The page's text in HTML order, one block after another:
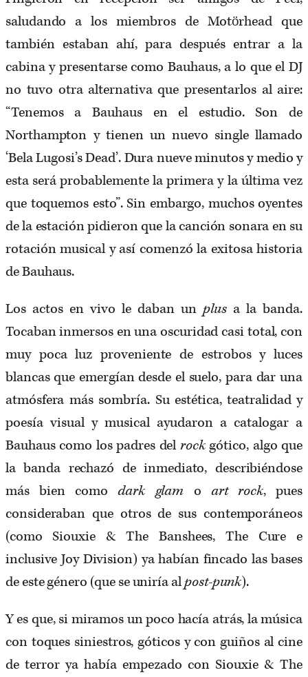
saludando a los miembros de Motörhead que
también estaban ahí, para después entrar a la
cabina y presentarse como Bauhaus, a lo que el DJ
no tuvo otra alternativa que presentarlos al aire:
“Tenemos a Bauhaus en el estudio. Son de
Northampton y tienen un nuevo single llamado
‘Bela Lugosi’s Dead’. Dura nueve minutos y medio y
esta será probablemente la primera y la última vez
que toquemos esto”. Sin embargo, muchos oyentes
de la estación pidieron que la canción sonara en su
rotación musical y así comenzó la exitosa historia
de Bauhaus.
Los actos en vivo le daban unplusa la banda.
Tocaban inmersos en una oscuridad casi total, con
muy poca luz proveniente de estrobos y luces
blancas que emergían desde el suelo, para dar una
atmósfera más sombría. Su estética, teatralidad y
poesía visual y musical ayudaron a catalogar a
Bauhaus como los padres delrockgótico, algo que
la banda rechazó de inmediato, describiéndose
más bien comodark glam o art rock, pues
consideraban que otros de sus contemporáneos
(como Siouxie & The Banshees, The Cure e
inclusive Joy Division) ya habían fincado las bases
de este género (que se uniría alpost-punk).
Y es que, si miramos un poco hacía atrás, la música
con toques siniestros, góticos y con guiños al cine
de terror ya había empezado con Siouxie & The